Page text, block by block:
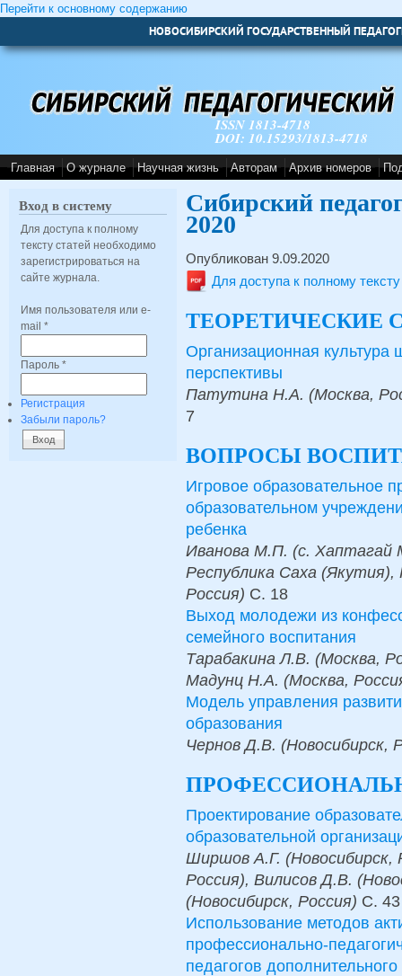
Перейти к основному содержанию
НОВОСИБИРСКИЙ ГОСУДАРСТВЕННЫЙ
ISSN 1813-4718
DOI: 10.15293/1813-4718
Главная О журнале Научная жизнь Авторам Архив номеров
Вход в систему
Для доступа к полному
тексту статей необходимо
зарегистрироваться на
сайте журнала.
Имя пользователя или e-
mail *
Пароль *
Регистрация
Забыли пароль?
Сибирский
2020
Опубликован 9.09.2020
Для доступа к полному
ТЕОРЕТИЧЕСКИЕ
Организационная
перспективы
Патутина Н.А. (Москва,
7
ВОПРОСЫ
Игровое образовательное
образовательном
ребенка
Иванова М.П. (с. Хаптагай
Республика Саха
Россия) С. 18
Выход молодежи из
семейного воспитания
Тарабакина Л.В. (Москва,
Мадунц Н.А. (Москва,
Модель управления
образования
Чернов Д.В. (Новосибирск,
Проектирование
образовательной
Ширшов А.Г. (Новосибирск,
Россия), Вилисов Д.В.
(Новосибирск, Россия) С. 43
Использование методов
профессионально-
педагогов